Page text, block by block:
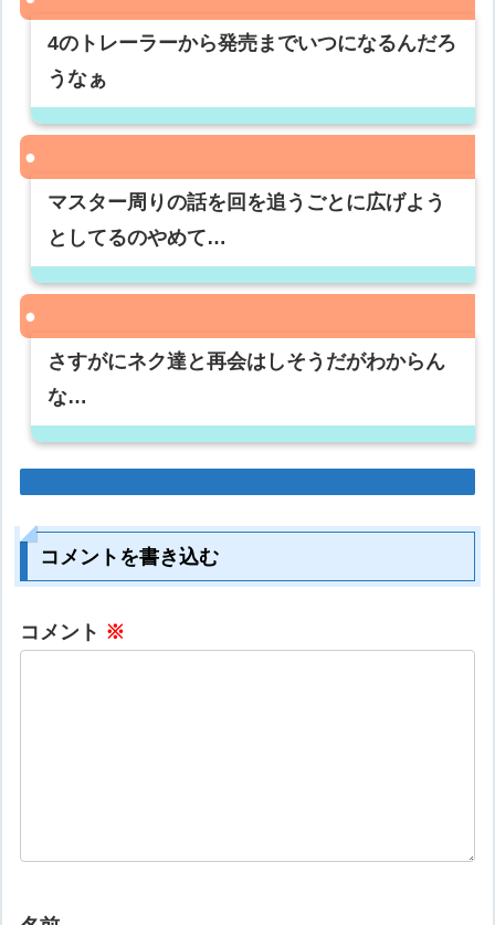
4のトレーラーから発売までいつになるんだろ
うなぁ
マスター周りの話を回を追うごとに広げよう
としてるのやめて…
さすがにネク達と再会はしそうだがわからん
な…
コメントを書き込む
コメント ※